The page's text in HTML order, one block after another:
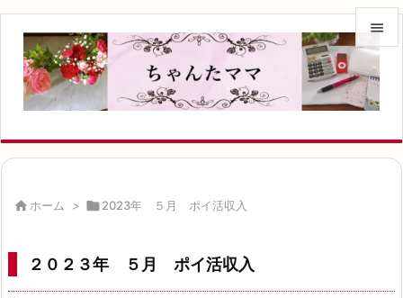


メニュ


 ホーム > 2023年 ５月 ポイ活収入
２０２３年 ５月 ポイ活収入